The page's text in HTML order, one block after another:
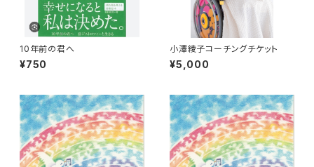
10年前の君へ
¥750
小澤綾子コーチングチケット
¥5,000